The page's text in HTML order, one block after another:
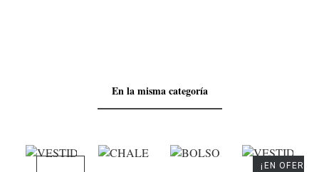
En la misma categoría
¡EN OFERTA!